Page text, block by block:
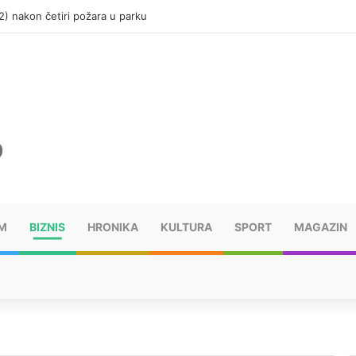
nakon četiri požara u parku
BIZNIS HRONIKA KULTURA SPORT MAGAZIN